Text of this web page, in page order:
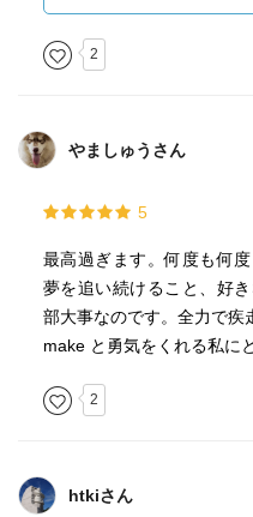
イルランド人(巨人)、アン
アップされず
ショーや内容、個人の特
が持てた、家族が出来た」？
深い細かい部分は全く描
感情に着いていけず、登
だったおもう
そもそも何か反感ありま
ショーがあるだろ」と言わ
火事後のバーでのシーン
突然歌って踊り出し一変
来ましたけどそこまでの
2
やましゅうさん
5
最高過ぎます。何度も何
夢を追い続けること、好
部大事なのです。全力で疾
make と勇気をくれる私に
2
htkiさん